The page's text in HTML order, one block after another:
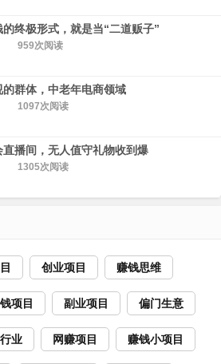
终极形式，就是当“二道贩子”
959次阅读
的群体，中老年电商领域
1097次阅读
直播间，无人值守礼物收到爆
1305次阅读
创业项目 赚钱思维
项目 副业项目 偏门生意
业 网赚项目 赚钱小项目